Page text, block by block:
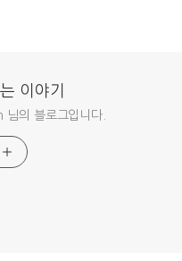
이야기
의 블로그입니다.